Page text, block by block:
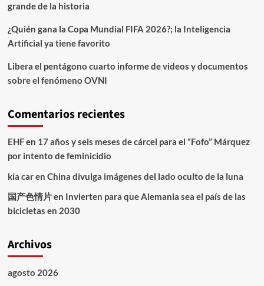
grande de la historia
¿Quién gana la Copa Mundial FIFA 2026?; la Inteligencia
Artificial ya tiene favorito
Libera el pentágono cuarto informe de videos y documentos
sobre el fenómeno OVNI
Comentarios recientes
EHFen 17 años y seis meses de cárcel para el “Fofo” Márquez
por intento de feminicidio
kia caren China divulga imágenes del lado oculto de la luna
国产色情片en Invierten para que Alemania sea el país de las
bicicletas en 2030
Archivos
agosto 2026